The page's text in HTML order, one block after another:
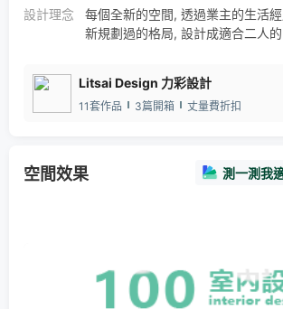
設計理念
每個全新的空間, 透過業主的生活
新規劃過的格局, 設計成適合二人的開
圍。 空間的單採光, 透過延伸動線, 將窗外一景的延
伸, 讓整個光景豁然的進入到室內空間與堆疊的色彩
Litsai Design 力彩設計
11套作品
3篇開箱 丈量費折扣
空間效果 測一測我